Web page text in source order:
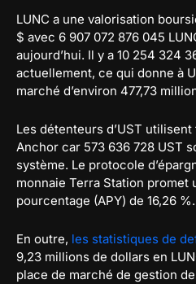
LUNC a une valorisation
$ avec 6 907 072 876 045
aujourd’hui. Il y a 10 254 324
actuellement, ce qui donne à
marché d’environ 477,73
Les détenteurs d’UST
Anchor car 573 636 728 UST
système. Le protocole
monnaie Terra Station promet
pourcentage (APY) de 16,26 %.
En outre, les statistiques de
9,23 millions de dollars en
place de marché de gestion